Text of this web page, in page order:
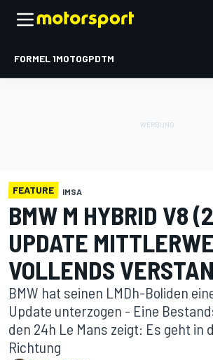
FORMEL 1MOTOGPDTM
FEATURE IMSA
BMW M HYBRID V8
UPDATE
VOLLENDS
BMW hat seinen LMDh-Boliden
Update unterzogen - Eine
den 24h Le Mans zeigt: Es geht in
Richtung